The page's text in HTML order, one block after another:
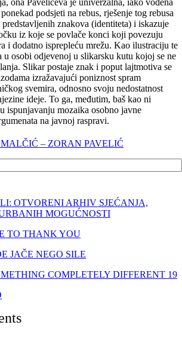
ona Pavelićeva je univerzalna, iako vođena
podsjeti na rebus, rješenje tog rebusa
znakova (identiteta) i iskazuje
iz koje se povlače konci koji povezuju
i dodatno isprepleću mrežu. Kao ilustraciju te
u osobi odjevenoj u slikarsku kutu kojoj se ne
Slikar postaje znak i poput lajtmotiva se
izražavajući poniznost spram
svemira, odnosno svoju nedostatnost
ideje. To ga, međutim, baš kao ni
ispunjavanju mozaika osobno javne
na javnoj raspravi.
– ZORAN PAVELIĆ
OTVORENI ARHIV SJEĆANJA,
MOGUĆNOSTI
TO THANK YOU
JAČE NEGO SILE
COMPLETELY DIFFERENT 19